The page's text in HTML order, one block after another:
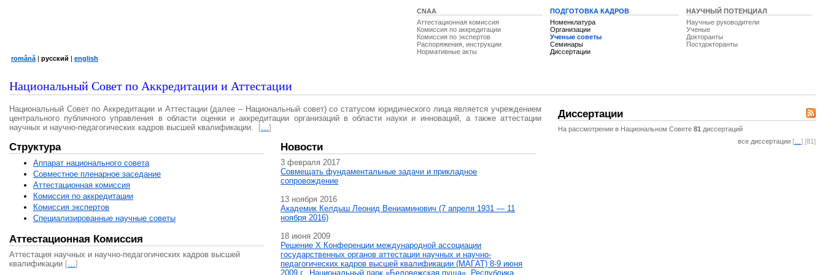
CNAA
Аттестационная комиссия
Комиссия по аккредитации
Комиссия по экспертов
Распоряжения, инструкции
Нормативные акты
ПОДГОТОВКА КАДРОВ
Номенклатура
Организации
Ученые советы
Семинары
Диссертации
НАУЧНЫЙ ПОТЕНЦИАЛ
Научные руководители
Ученые
Докторанты
Постдокторанты
română | русский | english
Национальный Совет по Аккредитации и Аттестации
Национальный Совет по Аккредитации и Аттестации (далее – Национальный совет) со статусом юридического лица является учреждением
центрального публичного управления в области оценки и аккредитации организаций в области науки и инноваций, а также аттестации
научных и научно-педагогических кадров высшей квалификации.
[…]
Структура
Аппарат национального совета
Совместное пленарное заседание
Аттестационная комисcия
Комиссия по аккредитации
Комиссия экспертов
Специализированные научные советы
Аттестационная Комиссия
Аттестация научных и научно-педагогических кадров высшей
квалификации […]
Новости
3 февраля 2017
Совмещать фундаментальные задачи и прикладное
сопровождение
13 ноября 2016
Академик Келдыш Леонид Вениаминович (7 апреля 1931 — 11
ноября 2016)
18 июня 2009
Решение X Конференции международной ассоциации
государственных органов аттестации научных и научно-
педагогических кадров высшей квалификации (МАГAT) 8-9 июня
2009 г., Национальный парк «Беловежская пуща», Республика
Диссертации
На рассмотрении в Национальном Совете 81 диссертаций
все диссертации [ ] [81]